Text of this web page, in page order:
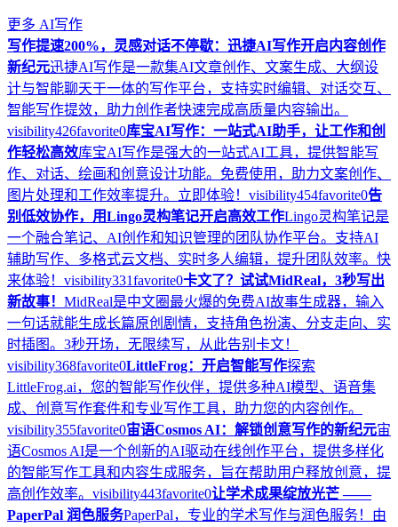
更多 AI写作
写作提速200%，灵感对话不停歇：迅捷AI写作开启内容创作
新纪元迅捷AI写作是一款集AI文章创作、文案生成、大纲设
计与智能聊天于一体的写作平台，支持实时编辑、对话交互、
智能写作提效，助力创作者快速完成高质量内容输出。
visibility426favorite0库宝AI写作：一站式AI助手，让工作和创
作轻松高效库宝AI写作是强大的一站式AI工具，提供智能写
作、对话、绘画和创意设计功能。免费使用，助力文案创作、
图片处理和工作效率提升。立即体验！ visibility454favorite0告
别低效协作，用Lingo灵构笔记开启高效工作Lingo灵构笔记是
一个融合笔记、AI创作和知识管理的团队协作平台。支持AI
辅助写作、多格式云文档、实时多人编辑，提升团队效率。快
来体验！ visibility331favorite0卡文了？试试MidReal，3秒写出
新故事！ MidReal是中文圈最火爆的免费AI故事生成器，输入
一句话就能生成长篇原创剧情，支持角色扮演、分支走向、实
时插图。3秒开场，无限续写，从此告别卡文！
visibility368favorite0LittleFrog：开启智能写作探索
LittleFrog.ai，您的智能写作伙伴，提供多种AI模型、语音集
成、创意写作套件和专业写作工具，助力您的内容创作。
visibility355favorite0宙语Cosmos AI：解锁创意写作的新纪元宙
语Cosmos AI是一个创新的AI驱动在线创作平台，提供多样化
的智能写作工具和内容生成服务，旨在帮助用户释放创意，提
高创作效率。 visibility443favorite0让学术成果绽放光芒 ——
PaperPal 润色服务PaperPal，专业的学术写作与润色服务！由